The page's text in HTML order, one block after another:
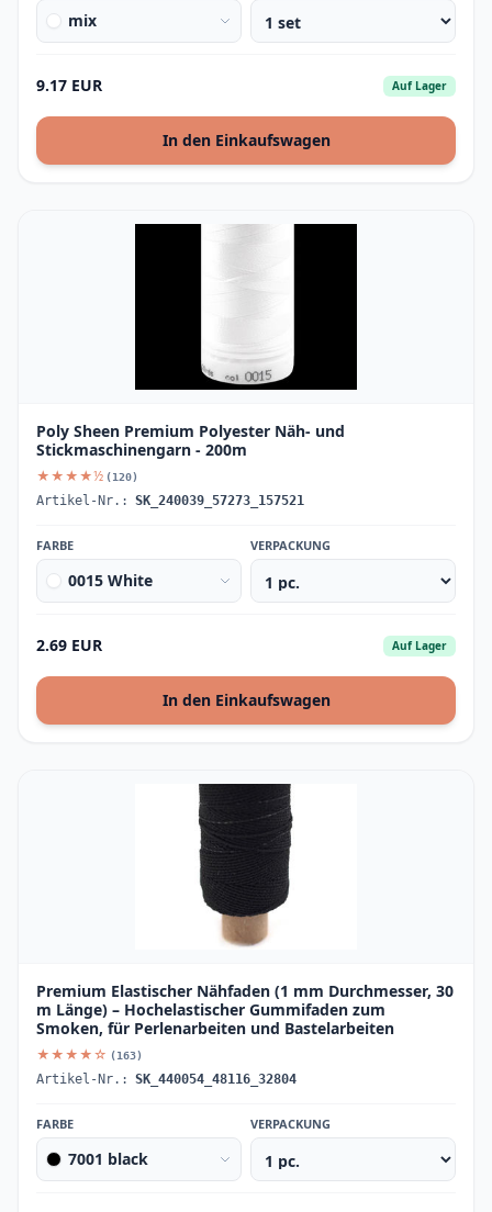
mix
9.17 EUR Auf Lager
In den Einkaufswagen
Poly Sheen Premium Polyester Näh- und
Stickmaschinengarn - 200m
★★★★½ (120)
Artikel-Nr.: SK_240039_57273_157521
FARBE
0015 White
VERPACKUNG
2.69 EUR Auf Lager
In den Einkaufswagen
Premium Elastischer Nähfaden (1 mm Durchmesser, 30
m Länge) – Hochelastischer Gummifaden zum
Smoken, für Perlenarbeiten und Bastelarbeiten
★★★★☆ (163)
Artikel-Nr.: SK_440054_48116_32804
FARBE
7001 black
VERPACKUNG